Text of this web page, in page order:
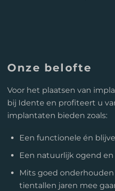
Onze belofte
Voor het plaatsen van
bij Idente en profiteert u
implantaten bieden zoals:
Een functionele én
Een natuurlijk ogend
Mits goed
tientallen jaren mee